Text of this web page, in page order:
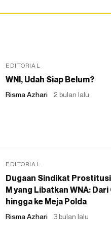
EDITORIAL
WNI, Udah Siap Belum?
Risma Azhari 2 bulan lalu
EDITORIAL
Dugaan Sindikat
M yang Libatkan WNA:
hingga ke Meja Polda
Risma Azhari 3 bulan lalu